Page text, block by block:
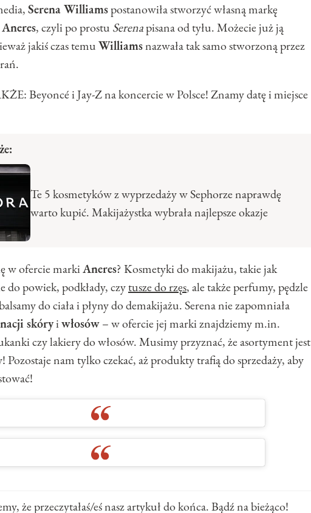
Serena Williamspostanowiła stworzyć własną markę
Aneres, czyli po prostu Serenapisana od tyłu. Możecie już ją
jakiś czas temuWilliamsnazwała tak samo stworzoną przez
Beyoncé i Jay-Z na koncercie w Polsce! Znamy datę i miejsce
Te 5 kosmetyków z wyprzedaży w Sephorze naprawdę
warto kupić. Makijażystka wybrała najlepsze okazje
w ofercie markiAneres? Kosmetyki do makijażu, takie jak
do powiek, podkłady, czytusze do rzęs, ale także perfumy, pędzle
do ciała i płyny do demakijażu. Serena nie zapomniała
skóryiwłosów– w ofercie jej marki znajdziemy m.in.
czy lakiery do włosów. Musimy przyznać, że asortyment jest
Pozostaje nam tylko czekać, aż produkty trafią do sprzedaży, aby
że przeczytałaś/eś nasz artykuł do końca. Bądź na bieżąco!